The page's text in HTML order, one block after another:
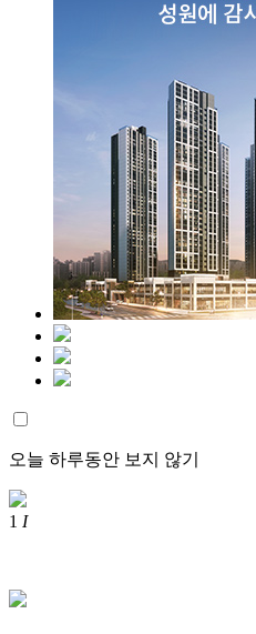
오늘 하루동안 보지 않기
1 I